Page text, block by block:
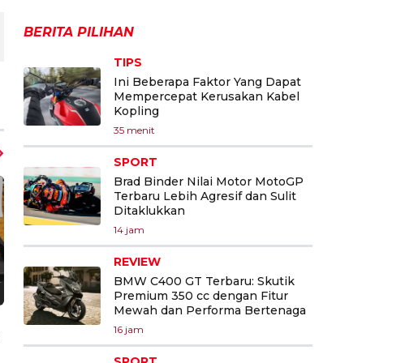
BERITA PILIHAN
TIPS
Ini Beberapa Faktor Yang Dapat
Mempercepat Kerusakan Kabel
Kopling
35 menit
SPORT
Brad Binder Nilai Motor MotoGP
Terbaru Lebih Agresif dan Sulit
Ditaklukkan
14 jam
REVIEW
BMW C400 GT Terbaru: Skutik
Premium 350 cc dengan Fitur
Mewah dan Performa Bertenaga
16 jam